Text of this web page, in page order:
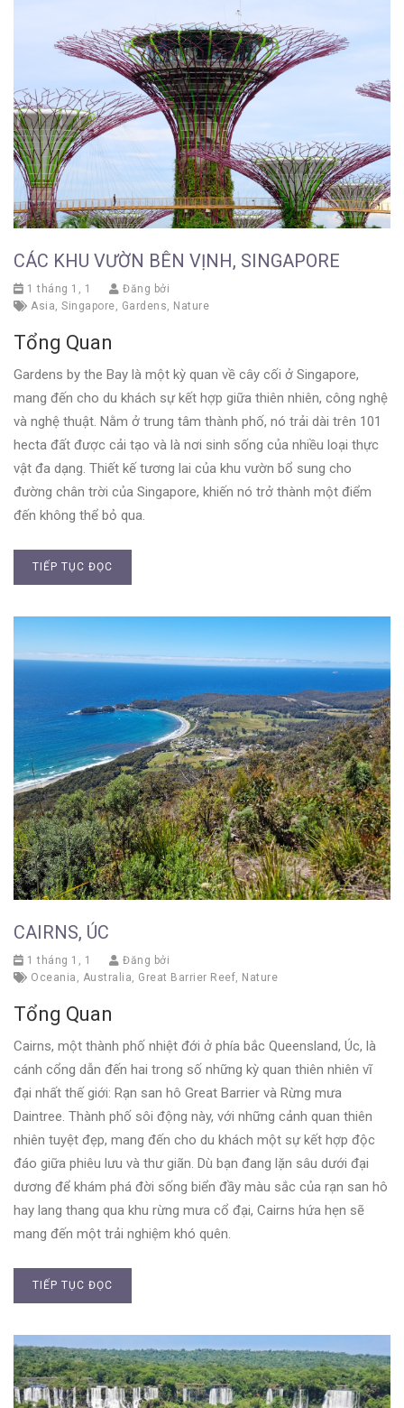
CÁC KHU VƯỜN BÊN VỊNH, SINGAPORE
1 tháng 1, 1
Đăng bởi
Asia, Singapore, Gardens, Nature
Tổng Quan
Gardens by the Bay là một kỳ quan về cây cối ở Singapore,
mang đến cho du khách sự kết hợp giữa thiên nhiên, công nghệ
và nghệ thuật. Nằm ở trung tâm thành phố, nó trải dài trên 101
hecta đất được cải tạo và là nơi sinh sống của nhiều loại thực
vật đa dạng. Thiết kế tương lai của khu vườn bổ sung cho
đường chân trời của Singapore, khiến nó trở thành một điểm
đến không thể bỏ qua.
TIẾP TỤC ĐỌC
CAIRNS, ÚC
1 tháng 1, 1
Đăng bởi
Oceania
Australia Great Barrier Reef Nature
Tổng Quan
Cairns, một thành phố nhiệt đới ở phía bắc Queensland, Úc, là
cánh cổng dẫn đến hai trong số những kỳ quan thiên nhiên vĩ
đại nhất thế giới: Rạn san hô Great Barrier và Rừng mưa
Daintree. Thành phố sôi động này, với những cảnh quan thiên
nhiên tuyệt đẹp, mang đến cho du khách một sự kết hợp độc
đáo giữa phiêu lưu và thư giãn. Dù bạn đang lặn sâu dưới đại
dương để khám phá đời sống biển đầy màu sắc của rạn san hô
hay lang thang qua khu rừng mưa cổ đại, Cairns hứa hẹn sẽ
mang đến một trải nghiệm khó quên.
TIẾP TỤC ĐỌC